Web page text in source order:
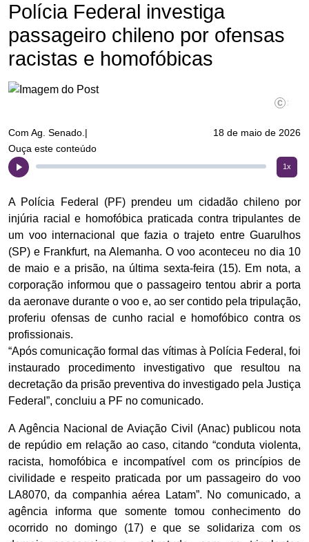
Polícia Federal investiga
passageiro chileno por ofensas
racistas e homofóbicas
©Rafa
Com Ag. Senado.|
18 de maio de 2026
Ouça este conteúdo
1x
A Polícia Federal (PF) prendeu um cidadão chileno por
injúria racial e homofóbica praticada contra tripulantes de
um voo internacional que fazia o trajeto entre Guarulhos
(SP) e Frankfurt, na Alemanha. O voo aconteceu no dia 10
de maio e a prisão, na última sexta-feira (15). Em nota, a
corporação informou que o passageiro tentou abrir a porta
da aeronave durante o voo e, ao ser contido pela tripulação,
proferiu ofensas de cunho racial e homofóbico contra os
profissionais.
“Após comunicação formal das vítimas à Polícia Federal, foi
instaurado procedimento investigativo que resultou na
decretação da prisão preventiva do investigado pela Justiça
Federal”, concluiu a PF no comunicado.
A Agência Nacional de Aviação Civil (Anac) publicou nota
de repúdio em relação ao caso, citando “conduta violenta,
racista, homofóbica e incompatível com os princípios de
civilidade e respeito praticada por um passageiro do voo
LA8070, da companhia aérea Latam”. No comunicado, a
agência informa que somente tomou conhecimento do
ocorrido no domingo (17) e que se solidariza com os